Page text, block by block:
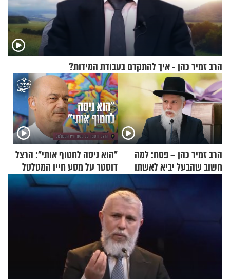
הרב זמיר כהן - איך להתקדם בעבודת המידות?
הרב זמיר כהן – פסח: למה
חשוב שהבעל יביא לאשתו
"הוא ניסה לחטוף אותי": הרצל
דוסטר על מסע חייו המטלטל